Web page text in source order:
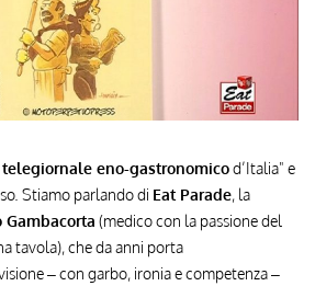
telegiornale eno-gastronomicod’Italia" e
Stiamo parlando di Eat Parade, la
Gambacorta (medico con la passione del
tavola), che da anni porta
– con garbo, ironia e competenza –